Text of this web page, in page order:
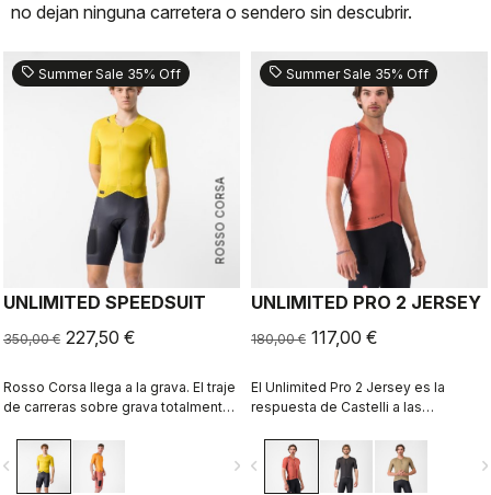
no dejan ninguna carretera o sendero sin descubrir.
ROSSO CORSA
sell Summer Sale 35% Off
UNLIMITED SPEEDSUIT
350,00 € 227,50 €
Rosso Corsa llega a la grava. El traje
de carreras sobre grava totalmente
navigate_next
sell Summer Sale 35% Off
UNLIMITED PRO 2 JERSEY
180,00 € 117,00 €
El Unlimited Pro 2 Jersey es la
respuesta de Castelli a las
deportistas sobre grava que buscan
cada ganancia marginal sin sacrificar
el espíritu del deporte.
navigate_before